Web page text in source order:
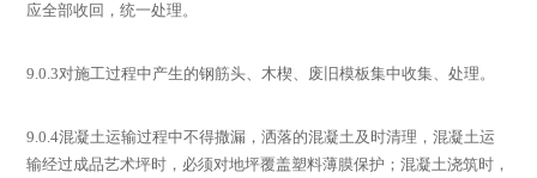
应全部收回，统一处理。
9.0.3对施工过程中产生的钢筋头、木楔、废旧模板集中收集、处理。
9.0.4混凝土运输过程中不得撒漏，洒落的混凝土及时清理，混凝土运
输经过成品艺术坪时，必须对地坪覆盖塑料薄膜保护；混凝土浇筑时，